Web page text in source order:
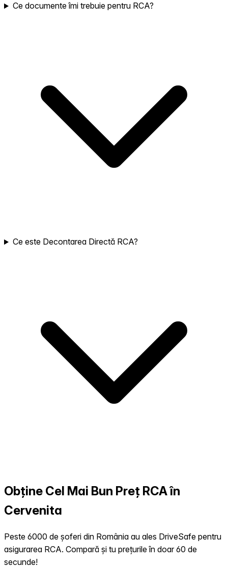
Ce documente îmi trebuie pentru RCA?
Ce este Decontarea Directă RCA?
Obține Cel Mai Bun Preț RCA în
Cervenita
Peste 6000 de șoferi din România au ales DriveSafe pentru
asigurarea RCA. Compară și tu prețurile în doar 60 de
secunde!